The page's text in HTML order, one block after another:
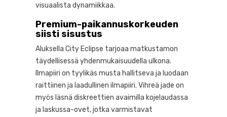
visuaalista dynamiikkaa.
Premium-paikannuskorkeuden
siisti sisustus
Aluksella City Eclipse tarjoaa matkustamon
täydellisessä yhdenmukaisuudella ulkona.
Ilmapiiri on tyylikäs musta hallitseva ja luodaan
raittiinen ja laadullinen ilmapiiri. Vihreä jade on
myös läsnä diskreettien avaimilla kojelaudassa
ja laskussa-ovet, jotka varmistavat